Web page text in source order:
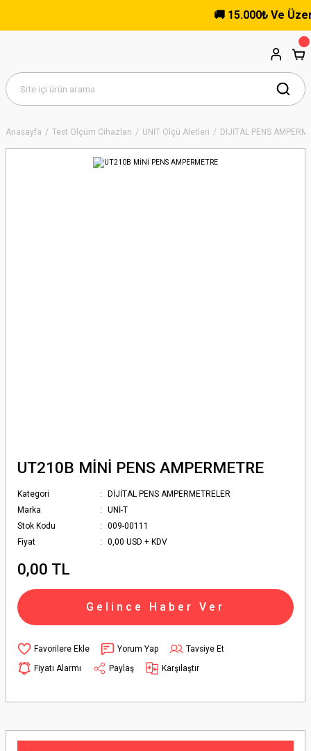
🚚 15.000₺ Ve
Anasayfa Test Ölçüm Cihazları UNİT Ölçü Aletleri DİJİTAL PENS
UT210B MİNİ PENS AMPERMETRE
Kategori
DİJİTAL PENS AMPERMETRELER
Marka
UNİ-T
Stok Kodu
009-00111
Fiyat
0,00 USD + KDV
0,00 TL
Gelince Haber Ver
Yorum Yap
Tavsiye Et
Fiyatı Alarmı
Paylaş Karşılaştır